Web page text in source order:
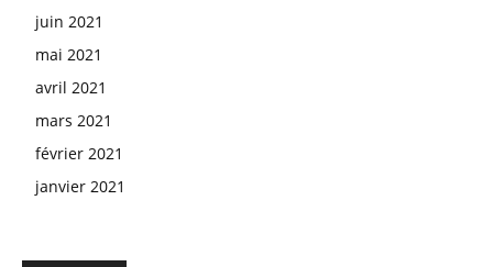
juin 2021
mai 2021
avril 2021
mars 2021
février 2021
janvier 2021